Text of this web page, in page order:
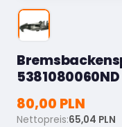
5381080060ND
80,00 PLN
Nettopreis:65,04 PLN